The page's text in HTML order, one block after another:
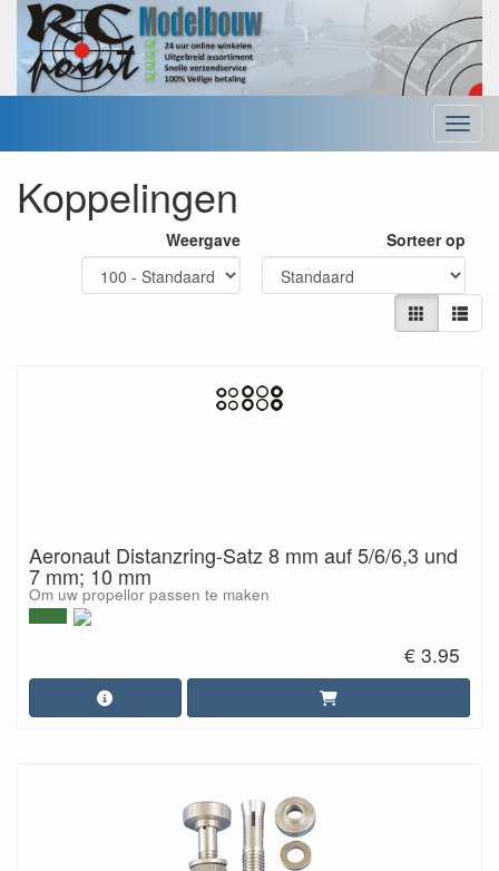
Menu
Koppelingen
Weergave Sorteer op
Aeronaut Distanzring-Satz 8 mm auf 5/6/6,3 und
7 mm; 10 mm
Om uw propellor passen te maken
€ 3.95